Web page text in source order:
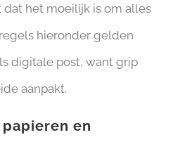
dat het moeilijk is om alles
hieronder gelden
digitale post, want grip
aanpakt.
en